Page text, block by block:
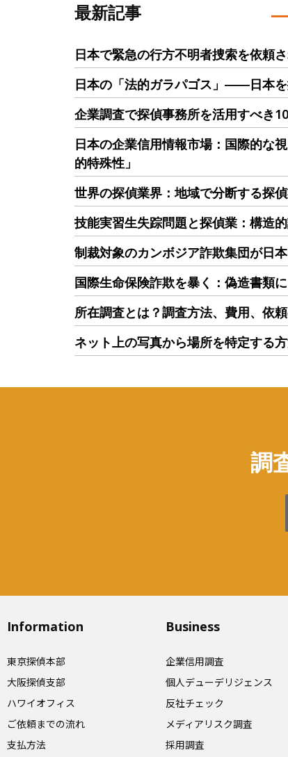
最新記事
日本で緊急の行方不明者捜索を依頼
日本の「法的ガラパゴス」――日本
企業調査で探偵事務所を活用すべき
日本の企業信用情報市場：国際的な
的特殊性」
世界の探偵業界：地域で分断する探
技能実習生失踪問題と探偵業：構造
制裁対象のカンボジア詐欺集団が日
国際生命保険詐欺を暴く：偽造書類
所在調査とは？調査方法、費用、依
ネット上の写真から場所を特定する
調
Information
東京探偵本部
大阪探偵支部
ハワイオフィス
ご依頼までの流れ
支払方法
Business
企業信用調査
個人デューデリジェンス
反社チェック
メディアリスク調査
採用調査